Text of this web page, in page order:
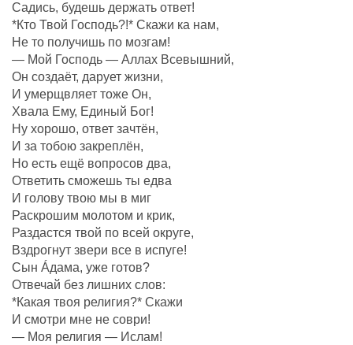
Садись, будешь держать ответ!
*Кто Твой Господь?!* Скажи ка нам,
Не то получишь по мозгам!
— Мой Господь — Аллах Всевышний,
Он создаëт, дарует жизни,
И умерщвляет тоже Он,
Хвала Ему, Единый Бог!
Ну хорошо, ответ зачтëн,
И за тобою закреплëн,
Но есть ещё вопросов два,
Ответить сможешь ты едва
И голову твою мы в миг
Раскрошим молотом и крик,
Раздастся твой по всей округе,
Вздрогнут звери все в испуге!
Сын Áдама, уже готов?
Отвечай без лишних слов:
*Какая твоя религия?* Скажи
И смотри мне не соври!
— Моя религия — Ислам!